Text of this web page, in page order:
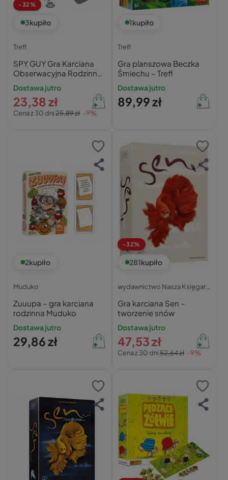
-32%
3kupiło
Trefl
SPY GUY Gra Karciana
Obserwacyjna Rodzinna
5+ Trefl
Dostawa jutro
Cena z 30 dni25,89 zł -9%
23,38 zł
1kupiło
Trefl
Gra planszowa Beczka
Śmiechu – Trefl
Dostawa jutro
89,99 zł
2kupiło
Muduko
Zuuupa – gra karciana
rodzinna Muduko
Dostawa jutro
29,86 zł
-32%
281kupiło
wydawnictwo Nasza Księgarnia
Gra karciana Sen –
tworzenie snów
Dostawa jutro
Cena z 30 dni52,64 zł -9%
47,53 zł